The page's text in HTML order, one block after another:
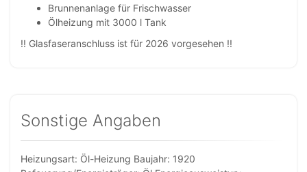
Brunnenanlage für Frischwasser
Ölheizung mit 3000 l Tank
!! Glasfaseranschluss ist für 2026 vorgesehen !!
Sonstige Angaben
Heizungsart: Öl-Heizung Baujahr: 1920